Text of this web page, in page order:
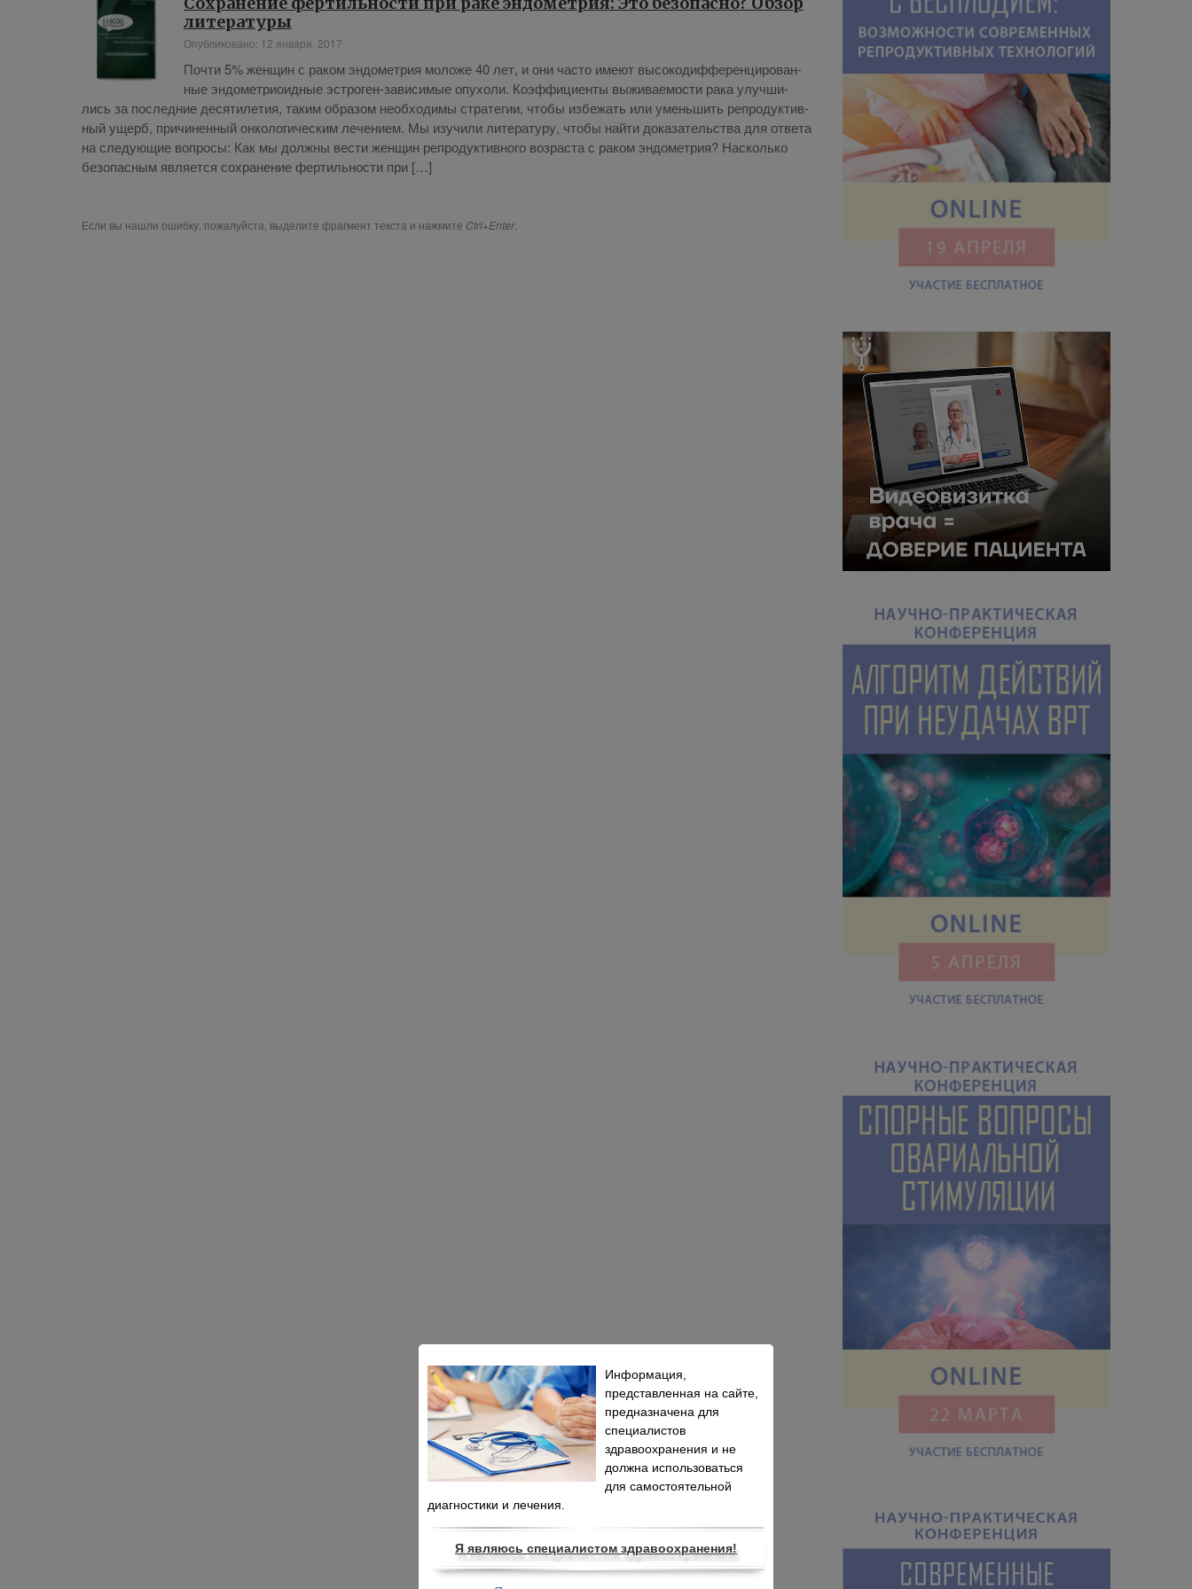
литературы
Опубликовано: 12 января, 2017
По­чти 5% жен­щин с ра­ком эн­до­мет­рия мо­ло­же 40 лет, и они ча­сто име­ют вы­со­ко­диф­фе­рен­ци­ро­ван­
ные эн­до­мет­ри­о­ид­ные эст­ро­ген-за­ви­си­мые опу­хо­ли. Ко­эф­фи­ци­ен­ты вы­жи­ва­е­мо­сти ра­ка улуч­ши­
лись за по­след­ние де­ся­ти­ле­тия, та­ким об­ра­зом необ­хо­ди­мы стра­те­гии, чтобы из­бе­жать или умень­шить ре­про­дук­тив­
ный ущерб, при­чи­нен­ный он­ко­ло­ги­че­ским ле­че­ни­ем. Мы изу­чи­ли ли­те­ра­ту­ру, чтобы най­ти до­ка­за­тель­ства для от­ве­та
на сле­ду­ю­щие во­про­сы: Как мы долж­ны ве­сти жен­щин ре­про­дук­тив­но­го воз­рас­та с ра­ком эн­до­мет­рия? На­сколь­ко
без­опас­ным яв­ля­ет­ся со­хра­не­ние фер­тиль­но­сти при […]
Если вы нашли ошибку, пожалуйста, выделите фрагмент текста и нажмите Ctrl+Enter.
Информация,
представленная на сайте,
предназначена для
специалистов
здравоохранения и не
должна использоваться
для самостоятельной
диагностики и лечения.
Я являюсь специалистом здравоохранения!